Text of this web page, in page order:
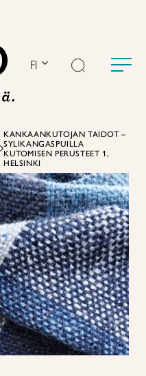
FI
KANKAANKUTOJAN TAIDOT –
SYLIKANGASPUILLA
KUTOMISEN PERUSTEET 1,
HELSINKI